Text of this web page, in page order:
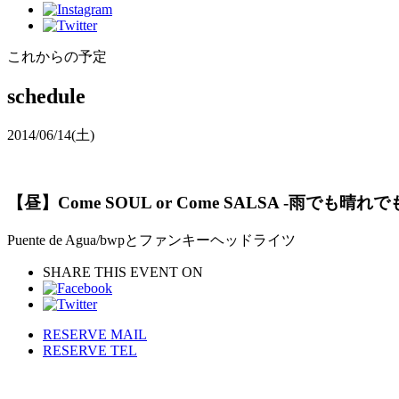
これからの予定
schedule
2014/06/14(土)
【昼】Come SOUL or Come SALSA -雨でも晴れで
Puente de Agua/bwpとファンキーヘッドライツ
SHARE THIS EVENT ON
RESERVE MAIL
RESERVE TEL